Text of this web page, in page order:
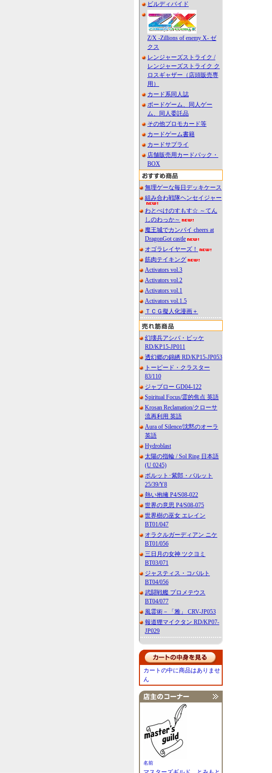
ビルディバイド
Z/X -Zillions of enemy X- ゼ
クス
レンジャーズストライク /
レンジャーズストライク ク
ロスギャザー（店頭販売専
用）
カード系同人誌
ボードゲーム、同人ゲー
ム、同人委託品
その他プロモカード等
カードゲーム書籍
カードサプライ
店舗販売用カードパック・
BOX
無理ゲーな毎日デッキケース
組み合わ戦隊ヘンセイジャー
わとぺけのすもす☆ ～てん
しのわっか～
魔王城でカンパイ cheers at
DragonGot castle
オゴラレイヤーズ！
筋肉テイキング
Activators vol.3
Activators vol.2
Activators vol.1
Activators vol.1.5
ＴＣＧ擬人化漫画＋
幻壊兵アシバ・ビッケ
RD/KP15-JP011
透幻郷の錦綉 RD/KP15-JP053
トーピード・クラスター
83/110
ジャブロー GD04-122
Spiritual Focus/霊的焦点 英語
Krosan Reclamation/クローサ
流再利用 英語
Aura of Silence/沈黙のオーラ
英語
Hydroblast
太陽の指輪 / Sol Ring 日本語
(U 0245)
ボルット･紫郎・バルット
25/39/Y8
熱い抱擁 P4/S08-022
世界の意思 P4/S08-075
世界樹の巫女 エレイン
BT01/047
オラクルガーディアン ニケ
BT01/056
三日月の女神 ツクヨミ
BT03/071
ジャスティス・コバルト
BT04/056
武闘戦艦 プロメテウス
BT04/077
風霊術－「雅」 CRV-JP053
報道狸マイクタン RD/KP07-
JP029
カートの中に商品はありませ
ん
名前